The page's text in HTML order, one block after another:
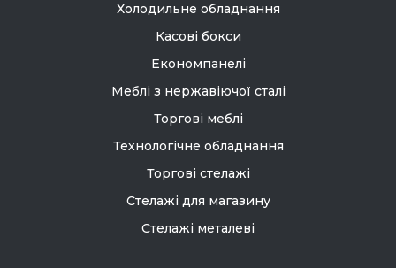
Холодильне обладнання
Касові бокси
Економпанелі
Меблі з нержавіючої сталі
Торгові меблі
Технологічне обладнання
Торгові стелажі
Стелажі для магазину
Стелажі металеві